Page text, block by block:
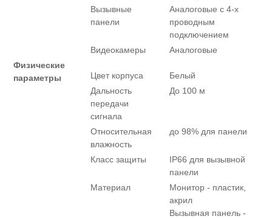
Вызывные
панели
Аналоговые с 4-х
проводным
подключением
Видеокамеры
Аналоговые
Физические
параметры
Цвет корпуса
Белый
Дальность
передачи
сигнала
До 100 м
Относительная
влажность
до 98% для панели
Класс защиты
IP66 для вызывной
панели
Материал
Монитор - пластик,
акрил
Вызывная панель -